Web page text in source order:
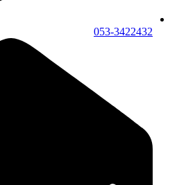
053-3422432